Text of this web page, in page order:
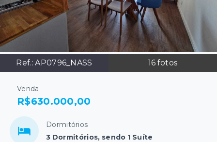
Ref.:AP0796_NASS 16 fotos
Venda
R$630.000,00
Dormitórios
3 Dormitórios, sendo 1 Suíte